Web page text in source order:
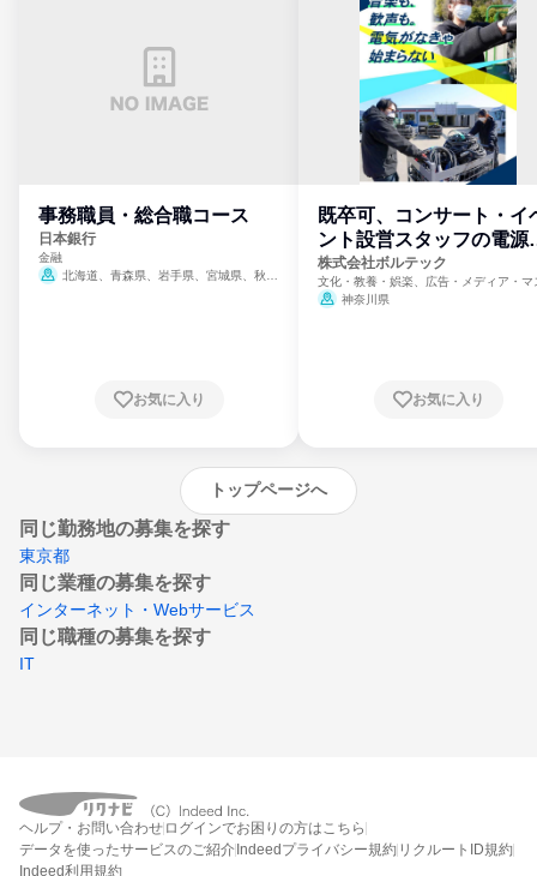
事務職員・総合職コース
日本銀行
金融
北海道、青森県、岩手県、宮城県、秋田
崎県、熊本県、大分県、宮崎県、鹿児島県、
お気に入り
既卒可、コンサート・イ
ント設営スタッフの電源
門
株式会社ボルテック
文化・教養・娯楽、広告・メディア・マ
ミ、電力・ガス・水道・エネルギー
神奈川県
お気に入り
トップページへ
同じ勤務地の募集を探す
東京都
同じ業種の募集を探す
インターネット・Webサービス
同じ職種の募集を探す
IT
ヘルプ・お問い合わせ ログインでお困りの方はこちら
データを使ったサービスのご紹介Indeedプライバシー規約 リクルートID規約
Indeed利用規約